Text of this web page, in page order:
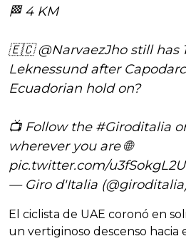
🏁 4 KM
🇪🇨@NarvaezJhostill has
Leknessund after
Ecuadorian hold on?
📺 Follow the #Giroditalia
wherever you are 🌐
pic.twitter.com/u3fSokgL2U
— Giro d'Italia
El ciclista de UAE coronó en
un vertiginoso descenso hacia